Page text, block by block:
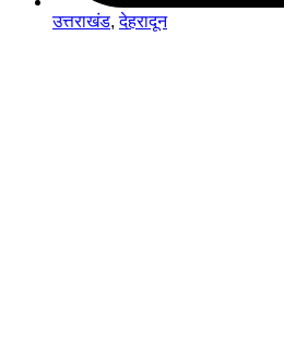
उत्तराखंड,देहरादून